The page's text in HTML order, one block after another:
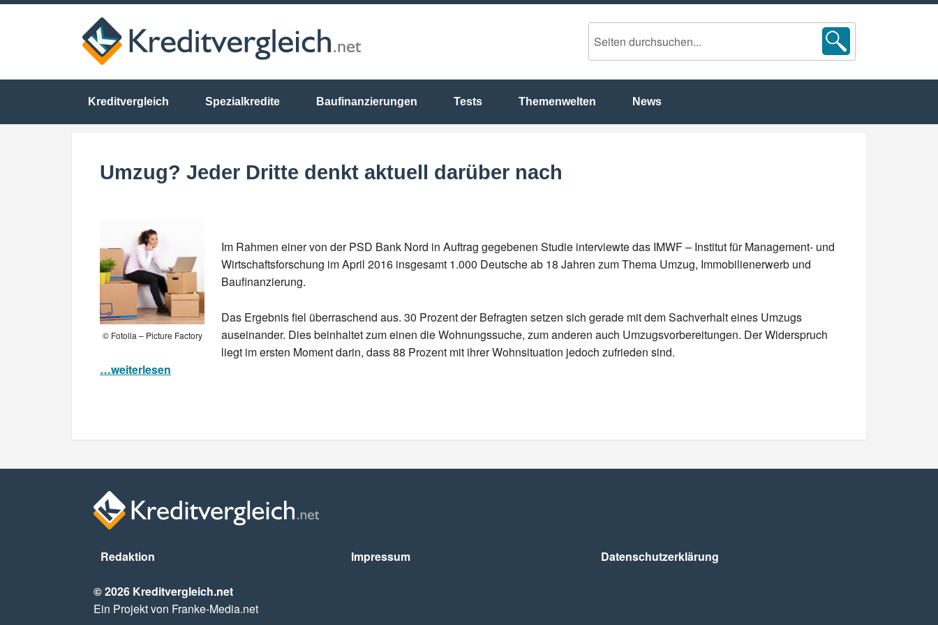
Kreditvergleich Spezialkredite Baufinanzierungen Tests Themenwelten News
Umzug? Jeder Dritte denkt aktuell darüber nach
© Fotolia – Picture Factory
Im Rahmen einer von der PSD Bank Nord in Auftrag gegebenen Studie interviewte das IMWF – Institut für Management- und
Wirtschaftsforschung im April 2016 insgesamt 1.000 Deutsche ab 18 Jahren zum Thema Umzug, Immobilienerwerb und
Baufinanzierung.
Das Ergebnis fiel überraschend aus. 30 Prozent der Befragten setzen sich gerade mit dem Sachverhalt eines Umzugs
auseinander. Dies beinhaltet zum einen die Wohnungssuche, zum anderen auch Umzugsvorbereitungen. Der Widerspruch
liegt im ersten Moment darin, dass 88 Prozent mit ihrer Wohnsituation jedoch zufrieden sind.
…weiterlesen
Redaktion Impressum Datenschutz­erklärung
© 2026 Kreditvergleich.net
Ein Projekt von Franke-Media.net